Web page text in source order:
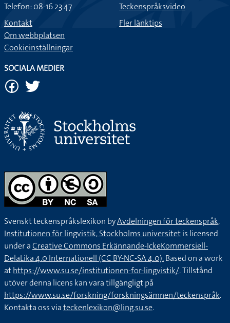
Telefon: 08-16 23 47
Kontakt
Om webbplatsen
Cookieinställningar
Teckenspråksvideo
Fler länktips
SOCIALA MEDIER
Svenskt teckenspråkslexikon byAvdelningen för teckenspråk,
Institutionen för lingvistik, Stockholms universitetis licensed
under aCreative Commons Erkännande-IckeKommersiell-
DelaLika 4.0 Internationell (CC BY-NC-SA 4.0).Based on a work
athttps://www.su.se/institutionen-for-lingvistik/. Tillstånd
utöver denna licens kan vara tillgängligt på
https://www.su.se/forskning/forskningsämnen/teckenspråk.
Kontakta oss viateckenlexikon@ling.su.se.